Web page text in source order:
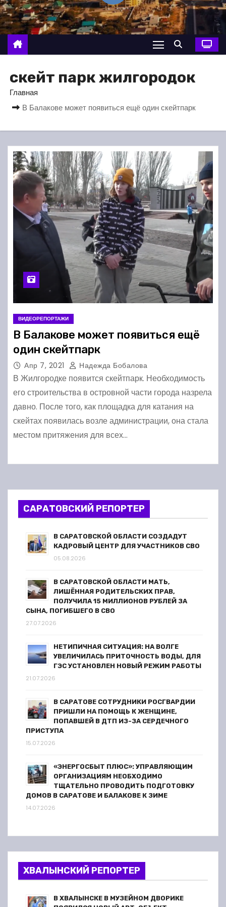
о
м
у
скейт парк жилгородок
Главная
В Балакове может появиться ещё один скейтпарк
ВИДЕОРЕПОРТАЖИ
В Балакове может появиться ещё
один скейтпарк
Апр 7, 2021 Надежда Бобалова
В Жилгородке появится скейтпарк. Необходимость
его строительства в островной части города назрела
давно. После того, как площадка для катания на
скейтах появилась возле администрации, она стала
местом притяжения для всех…
САРАТОВСКИЙ РЕПОРТЕР
В САРАТОВСКОЙ ОБЛАСТИ СОЗДАДУТ
КАДРОВЫЙ ЦЕНТР ДЛЯ УЧАСТНИКОВ СВО
05.08.2026
В САРАТОВСКОЙ ОБЛАСТИ МАТЬ,
ЛИШЁННАЯ РОДИТЕЛЬСКИХ ПРАВ,
ПОЛУЧИЛА 15 МИЛЛИОНОВ РУБЛЕЙ ЗА
СЫНА, ПОГИБШЕГО В СВО
27.07.2026
НЕТИПИЧНАЯ СИТУАЦИЯ: НА ВОЛГЕ
УВЕЛИЧИЛАСЬ ПРИТОЧНОСТЬ ВОДЫ, ДЛЯ
ГЭС УСТАНОВЛЕН НОВЫЙ РЕЖИМ РАБОТЫ
21.07.2026
В САРАТОВЕ СОТРУДНИКИ РОСГВАРДИИ
ПРИШЛИ НА ПОМОЩЬ К ЖЕНЩИНЕ,
ПОПАВШЕЙ В ДТП ИЗ-ЗА СЕРДЕЧНОГО
ПРИСТУПА
15.07.2026
«ЭНЕРГОСБЫТ ПЛЮС»: УПРАВЛЯЮЩИМ
ОРГАНИЗАЦИЯМ НЕОБХОДИМО
ТЩАТЕЛЬНО ПРОВОДИТЬ ПОДГОТОВКУ
ДОМОВ В САРАТОВЕ И БАЛАКОВЕ К ЗИМЕ
14.07.2026
ХВАЛЫНСКИЙ РЕПОРТЕР
В ХВАЛЫНСКЕ В МУЗЕЙНОМ ДВОРИКЕ